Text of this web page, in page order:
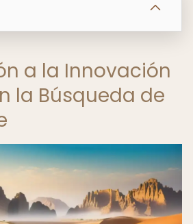
a la Innovación
la Búsqueda de